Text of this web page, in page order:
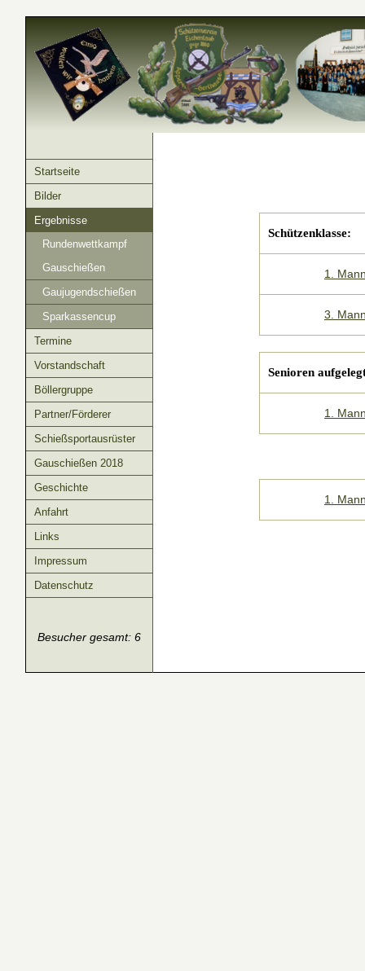
Startseite
Bilder
Ergebnisse
Rundenwettkampf
Gauschießen
Gaujugendschießen
Sparkassencup
Termine
Vorstandschaft
Böllergruppe
Partner/Förderer
Schießsportausrüster
Gauschießen 2018
Geschichte
Anfahrt
Links
Impressum
Datenschutz
Besucher gesamt: 6
Schützenklasse:
1.
3.
Senioren
1.
1.